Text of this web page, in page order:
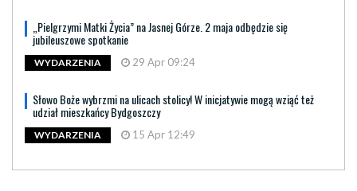
„Pielgrzymi Matki Życia” na Jasnej Górze. 2 maja odbędzie się
jubileuszowe spotkanie
WYDARZENIA 29 Apr 09:24
Słowo Boże wybrzmi na ulicach stolicy! W inicjatywie mogą wziąć też
udział mieszkańcy Bydgoszczy
WYDARZENIA 15 Apr 12:49